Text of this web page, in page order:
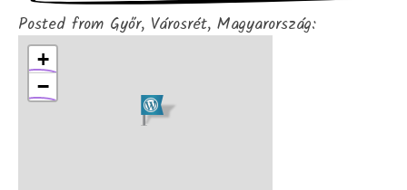
Posted from Győr, Városrét, Magyarország:
+
−